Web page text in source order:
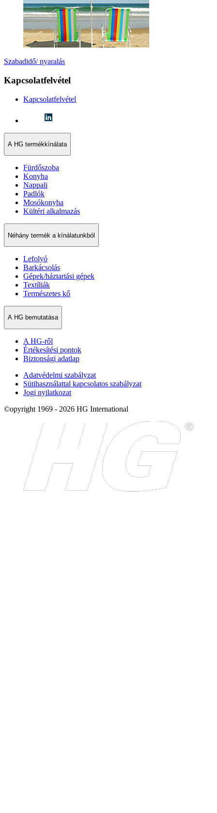
Szabadidő/ nyaralás
Kapcsolatfelvétel
Kapcsolatfelvétel
A HG termékkínálata
Fürdőszoba
Konyha
Nappali
Padlók
Mosókonyha
Kültéri alkalmazás
Néhány termék a kínálatunkból
Lefolyó
Barkácsolás
Gépek/háztartási gépek
Textíliák
Természetes kő
A HG bemutatása
A HG-ről
Értékesítési pontok
Biztonsági adatlap
Adatvédelmi szabályzat
Sütihasználattal kapcsolatos szabályzat
Jogi nyilatkozat
©opyright 1969 - 2026 HG International